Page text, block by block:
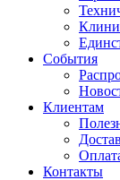
События
Клиентам
Контакты